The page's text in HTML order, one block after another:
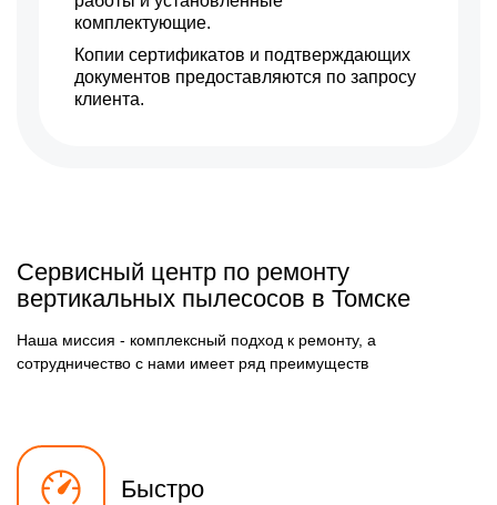
комплектующие.
Копии сертификатов и подтверждающих
документов предоставляются по запросу
клиента.
Сервисный центр по ремонту
вертикальных пылесосов в Томске
Наша миссия - комплексный подход к ремонту, а
сотрудничество с нами имеет ряд преимуществ
Быстро